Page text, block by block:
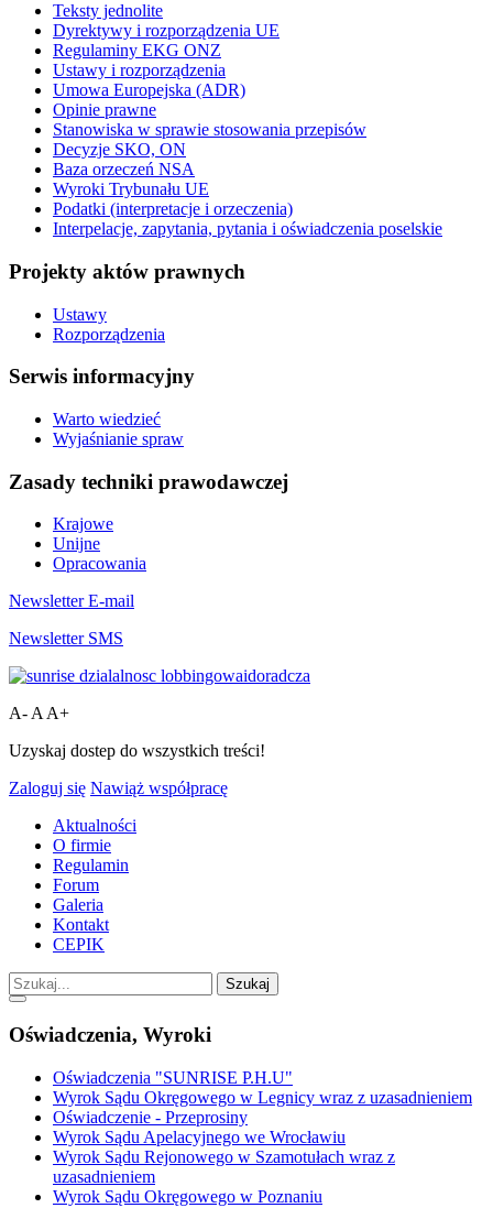
Teksty jednolite
Dyrektywy i rozporządzenia UE
Regulaminy EKG ONZ
Ustawy i rozporządzenia
Umowa Europejska (ADR)
Opinie prawne
Stanowiska w sprawie stosowania przepisów
Decyzje SKO, ON
Baza orzeczeń NSA
Wyroki Trybunału UE
Podatki (interpretacje i orzeczenia)
Interpelacje, zapytania, pytania i oświadczenia poselskie
Projekty aktów prawnych
Ustawy
Rozporządzenia
Serwis informacyjny
Warto wiedzieć
Wyjaśnianie spraw
Zasady techniki prawodawczej
Krajowe
Unijne
Opracowania
Newsletter E-mail
Newsletter SMS
A- A A+
Uzyskaj dostep do wszystkich treści!
Zaloguj się Nawiąż współpracę
Aktualności
O firmie
Regulamin
Forum
Galeria
Kontakt
CEPIK
Szukaj
Oświadczenia, Wyroki
Oświadczenia "SUNRISE P.H.U"
Wyrok Sądu Okręgowego w Legnicy wraz z uzasadnieniem
Oświadczenie - Przeprosiny
Wyrok Sądu Apelacyjnego we Wrocławiu
Wyrok Sądu Rejonowego w Szamotułach wraz z
uzasadnieniem
Wyrok Sądu Okręgowego w Poznaniu